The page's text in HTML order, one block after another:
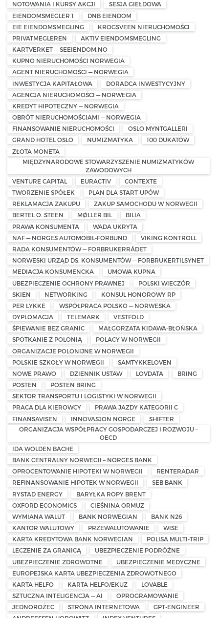
NOTOWANIA I KURSY AKCJI
SESJA GIEŁDOWA
EIENDOMSMEGLER 1
DNB EIENDOM
EIE EIENDOMSMEGLING
KROGSVEEN NIERUCHOMOŚCI
PRIVATMEGLEREN
AKTIV EIENDOMSMEGLING
KARTVERKET — SEEIENDOM.NO
KUPNO NIERUCHOMOŚCI NORWEGIA
AGENT NIERUCHOMOŚCI — NORWEGIA
INWESTYCJA KAPITAŁOWA
DORADCA INWESTYCYJNY
AGENCJA NIERUCHOMOŚCI — NORWEGIA
KREDYT HIPOTECZNY — NORWEGIA
OBRÓT NIERUCHOMOŚCIAMI — NORWEGIA
FINANSOWANIE NIERUCHOMOŚCI
OSLO MYNTGALLERI
GRAND HOTEL OSLO
NUMIZMATYKA
100 DUKATÓW
ZŁOTA MONETA
MIĘDZYNARODOWE STOWARZYSZENIE NUMIZMATYKÓW
ZAWODOWYCH
VENTURE CAPITAL
EURACTIV
CONTEXTE
TWORZENIE SPÓŁEK
PLAN DLA START-UPÓW
REKLAMACJA ZAKUPU
ZAKUP SAMOCHODU W NORWEGII
BERTEL O. STEEN
MØLLER BIL
BILIA
PRAWA KONSUMENTA
WADA UKRYTA
NAF — NORGES AUTOMOBIL-FORBUND
VIKING KONTROLL
RADA KONSUMENTÓW — FORBRUKERRÅDET
NORWESKI URZĄD DS. KONSUMENTÓW — FORBRUKERTILSYNET
MEDIACJA KONSUMENCKA
UMOWA KUPNA
UBEZPIECZENIE OCHRONY PRAWNEJ
POLSKI WIECZÓR
SKIEN
NETWORKING
KONSUL HONOROWY RP
PER LYKKE
WSPÓŁPRACA POLSKO — NORWESKA
DYPLOMACJA
TELEMARK
VESTFOLD
ŚPIEWANIE BEZ GRANIC
MAŁGORZATA KIDAWA-BŁOŃSKA
SPOTKANIE Z POLONIĄ
POLACY W NORWEGII
ORGANIZACJE POLONIJNE W NORWEGII
POLSKIE SZKOŁY W NORWEGII
SAMTYKKELOVEN
NOWE PRAWO
DZIENNIK USTAW LOVDATA
BRING
POSTEN
POSTEN BRING
SEKTOR TRANSPORTU I LOGISTYKI W NORWEGII
PRACA DLA KIEROWCY
PRAWA JAZDY KATEGORII C
FINANSAVISEN
INNOVASJON NORGE
SHIFTER
ORGANIZACJA WSPÓŁPRACY GOSPODARCZEJ I ROZWOJU –
OECD
IDA WOLDEN BACHE
BANK CENTRALNY NORWEGII – NORGES BANK
OPROCENTOWANIE HIPOTEKI W NORWEGII
RENTERADAR
REFINANSOWANIE HIPOTEK W NORWEGII
SEB BANK
RYSTAD ENERGY
BARYŁKA ROPY BRENT
OXFORD ECONOMICS
CIEŚNINA ORMUZ
WYMIANA WALUT
BANK NORWEGIAN
BANK N26
KANTOR WALUTOWY
PRZEWALUTOWANIE
WISE
KARTA KREDYTOWA BANK NORWEGIAN
POLISA MULTI-TRIP
LECZENIE ZA GRANICĄ
UBEZPIECZENIE PODRÓŻNE
UBEZPIECZENIE ZDROWOTNE
UBEZPIECZENIE MEDYCZNE
EUROPEJSKA KARTA UBEZPIECZENIA ZDROWOTNEGO
KARTA HELFO
KARTA HELFO/EKUZ
LOVABLE
SZTUCZNA INTELIGENCJA — AI
OPROGRAMOWANIE
JEDNOROŻEC
STRONA INTERNETOWA
GPT-ENGINEER